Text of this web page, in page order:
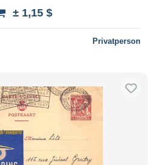
± 1,15 $
Privatperson